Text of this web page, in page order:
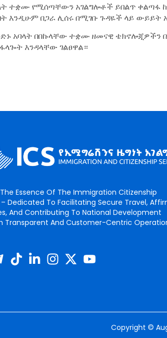
ተቋሙ የሚሰጣቸውን አገልግሎቶች ይበልጥ ቀልጣፋ
እንዲሁም በጋራ ሊሰሩ በሚገቡ ጉዳዬች ላይ ውይይት
አባላት በበኩላቸው ተቋሙ ዘመናዊ
እንዳላቸው ገልፀዋል።
Essence Of The Immigration Citizenship
Dedicated To Facilitating Secure Travel,
And Contributing To National Development
Transparent And Customer-Centric
Copyright ©